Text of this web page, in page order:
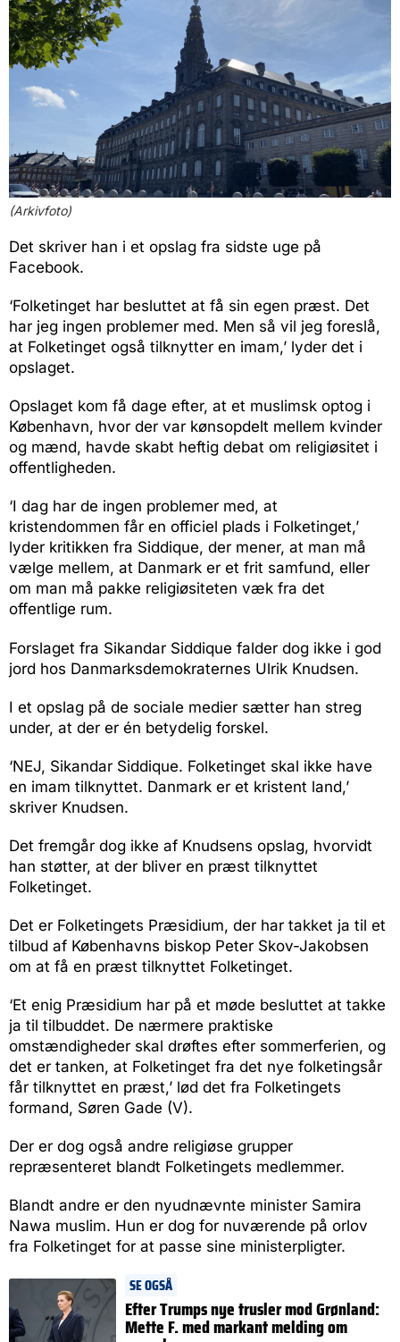
(Arkivfoto)
Det skriver han i et opslag fra sidste uge på
Facebook.
‘Folketinget har besluttet at få sin egen præst. Det
har jeg ingen problemer med. Men så vil jeg foreslå,
at Folketinget også tilknytter en imam,’ lyder det i
opslaget.
Opslaget kom få dage efter, at et muslimsk optog i
København, hvor der var kønsopdelt mellem kvinder
og mænd, havde skabt heftig debat om religiøsitet i
offentligheden.
‘I dag har de ingen problemer med, at
kristendommen får en officiel plads i Folketinget,’
lyder kritikken fra Siddique, der mener, at man må
vælge mellem, at Danmark er et frit samfund, eller
om man må pakke religiøsiteten væk fra det
offentlige rum.
Forslaget fra Sikandar Siddique falder dog ikke i god
jord hos Danmarksdemokraternes Ulrik Knudsen.
I et opslag på de sociale medier sætter han streg
under, at der er én betydelig forskel.
‘NEJ, Sikandar Siddique. Folketinget skal ikke have
en imam tilknyttet. Danmark er et kristent land,’
skriver Knudsen.
Det fremgår dog ikke af Knudsens opslag, hvorvidt
han støtter, at der bliver en præst tilknyttet
Folketinget.
Det er Folketingets Præsidium, der har takket ja til et
tilbud af Københavns biskop Peter Skov-Jakobsen
om at få en præst tilknyttet Folketinget.
‘Et enig Præsidium har på et møde besluttet at takke
ja til tilbuddet. De nærmere praktiske
omstændigheder skal drøftes efter sommerferien, og
det er tanken, at Folketinget fra det nye folketingsår
får tilknyttet en præst,’ lød det fra Folketingets
formand, Søren Gade (V).
Der er dog også andre religiøse grupper
repræsenteret blandt Folketingets medlemmer.
Blandt andre er den nyudnævnte minister Samira
Nawa muslim. Hun er dog for nuværende på orlov
fra Folketinget for at passe sine ministerpligter.
SE OGSÅ
Efter Trumps nye trusler mod Grønland:
Mette F. med markant melding om